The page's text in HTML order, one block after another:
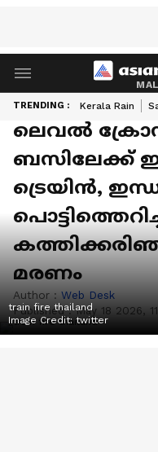
TRENDING : Kerala Rain
ലെവൽ
ബസിലേക്ക്
ട്രെയിൻ,
മരണം
Author : Web Desk
Published :May 18 2026,
train fire thailand
Image Credit:twitter